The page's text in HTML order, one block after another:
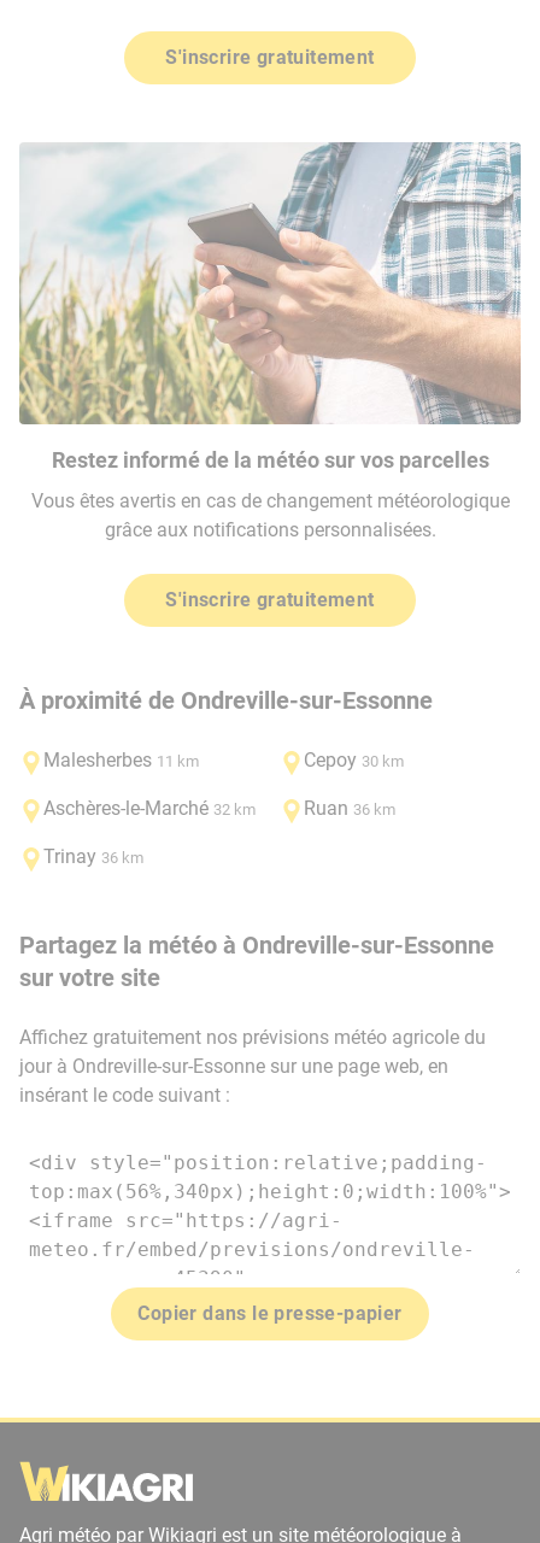
S'inscrire gratuitement
Restez informé de la météo sur vos parcelles
Vous êtes avertis en cas de changement météorologique
grâce aux notifications personnalisées.
S'inscrire gratuitement
À proximité de Ondreville-sur-Essonne
Malesherbes 11 km Cepoy 30 km
Aschères-le-Marché 32 km Ruan 36 km
Trinay 36 km
Partagez la météo à Ondreville-sur-Essonne
sur votre site
Affichez gratuitement nos prévisions météo agricole du
jour à Ondreville-sur-Essonne sur une page web, en
insérant le code suivant :
Copier dans le presse-papier
Agri météo par Wikiagri est un site météorologique à